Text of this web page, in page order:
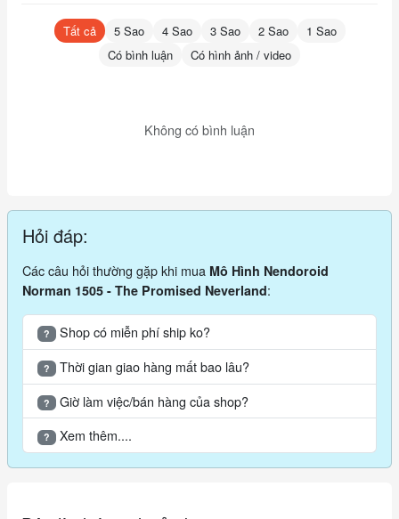
Tất cả 5 Sao 4 Sao 3 Sao 2 Sao
1 Sao
Có bình luận
Có hình ảnh / video
Không có bình luận
Hỏi đáp:
Các câu hỏi thường gặp khi mua Mô Hình Nendoroid
Norman 1505 - The Promised Neverland:
? Shop có miễn phí ship ko?
? Thời gian giao hàng mất bao lâu?
? Giờ làm việc/bán hàng của shop?
? Xem thêm....